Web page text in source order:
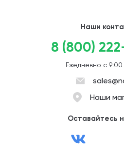
Наши
8 (800)
Ежедневно с
Наши
Оставайтесь